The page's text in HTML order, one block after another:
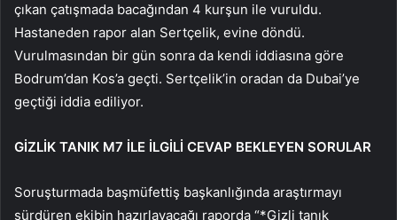
çıkan çatışmada bacağından 4 kurşun ile vuruldu.
Hastaneden rapor alan Sertçelik, evine döndü.
Vurulmasından bir gün sonra da kendi iddiasına göre
Bodrum’dan Kos’a geçti. Sertçelik’in oradan da Dubai’ye
geçtiği iddia ediliyor.
GİZLİK TANIK M7 İLE İLGİLİ CEVAP BEKLEYEN SORULAR
Soruşturmada başmüfettiş başkanlığında araştırmayı
sürdüren ekibin hazırlayacağı raporda “*Gizli tanık